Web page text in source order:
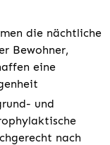
die nächtliche
Bewohner,
eine
und
nach